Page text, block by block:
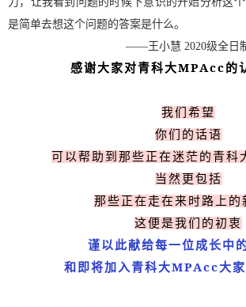
是简单去想这个问题的答案是什么。
——王小慧 2020级全日
感谢大家对青科大MPAcc的
我们希望
你们的话语
可以帮助到那些正在迷茫的青科
当然更包括
那些正在走在来时路上的
这便是我们的初衷
谨以此献给每一位成长中
和即将加入青科大MPAcc大